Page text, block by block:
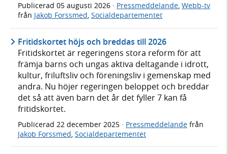
Publicerad 05 augusti 2026 · Pressmeddelande, Webb-tv
från Jakob Forssmed, Socialdepartementet
Fritidskortet höjs och breddas till 2026
Fritidskortet är regeringens stora reform för att
främja barns och ungas aktiva deltagande i idrott,
kultur, friluftsliv och föreningsliv i gemenskap med
andra. Nu höjer regeringen beloppet och breddar
det så att även barn det år det fyller 7 kan få
fritidskortet.
Publicerad 22 december 2025 · Pressmeddelande från
Jakob Forssmed, Socialdepartementet